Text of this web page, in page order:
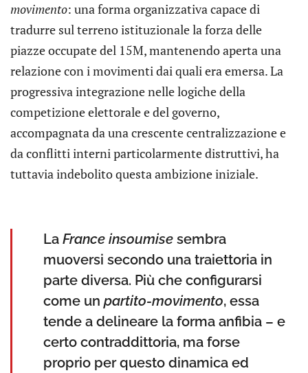
movimento: una forma organizzativa capace di
tradurre sul terreno istituzionale la forza delle
piazze occupate del 15M, mantenendo aperta una
relazione con i movimenti dai quali era emersa. La
progressiva integrazione nelle logiche della
competizione elettorale e del governo,
accompagnata da una crescente centralizzazione e
da conflitti interni particolarmente distruttivi, ha
tuttavia indebolito questa ambizione iniziale.
La France insoumise sembra
muoversi secondo una traiettoria in
parte diversa. Più che configurarsi
come un partito-movimento, essa
tende a delineare la forma anfibia – e
certo contraddittoria, ma forse
proprio per questo dinamica ed